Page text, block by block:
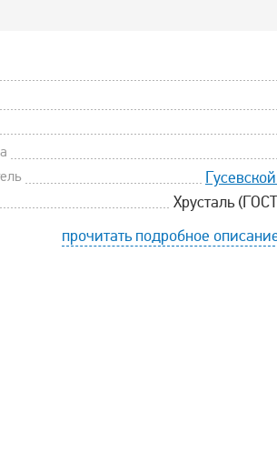
Хрусталь
прочитать подробное